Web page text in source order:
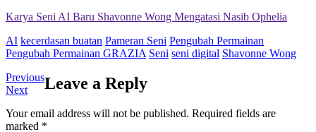
Karya Seni AI Baru Shavonne Wong Mengatasi Nasib Ophelia
AI kecerdasan buatan Pameran Seni Pengubah Permainan
Pengubah Permainan GRAZIA Seni seni digital Shavonne Wong
Post
navigation
PreviousPrevious
post:
NextNextLeave a Reply
Your email address will not be published. Required fields are
marked *